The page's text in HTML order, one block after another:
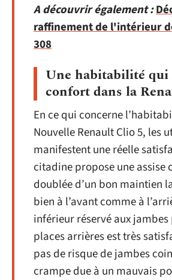
A découvrir également :
raffinement de l'intérieur
308
Une habitabilité qui
confort dans la
En ce qui concerne
Nouvelle Renault Clio 5, les
manifestent une réelle
citadine propose une assise
doublée d’un bon maintien
bien à l’avant comme à
inférieur réservé aux
places arrières est très
pas de risque de jambes
crampe due à un mauvais